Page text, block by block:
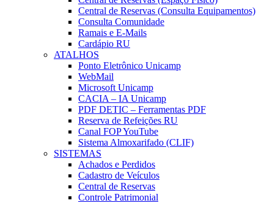
Central de Reservas (Consulta Equipamentos)
Consulta Comunidade
Ramais e E-Mails
Cardápio RU
ATALHOS
Ponto Eletrônico Unicamp
WebMail
Microsoft Unicamp
CACIA – IA Unicamp
PDF DETIC – Ferramentas PDF
Reserva de Refeições RU
Canal FOP YouTube
Sistema Almoxarifado (CLIF)
SISTEMAS
Achados e Perdidos
Cadastro de Veículos
Central de Reservas
Controle Patrimonial